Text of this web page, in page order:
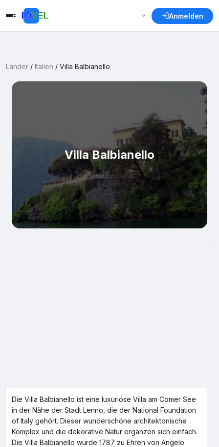
Anmelden
Länder / Italien / Villa Balbianello
Villa Balbianello
Die Villa Balbianello ist eine luxuriöse Villa am Comer See
in der Nähe der Stadt Lenno, die der National Foundation
of Italy gehört. Dieser wunderschöne architektonische
Komplex und die dekorative Natur ergänzen sich einfach.
Die Villa Balbianello wurde 1787 zu Ehren von Angelo